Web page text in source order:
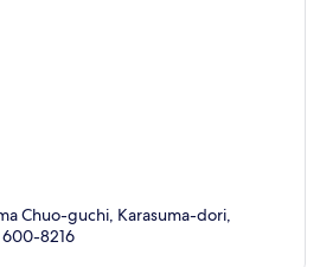
Chuo-guchi, Karasuma-dori,
8216